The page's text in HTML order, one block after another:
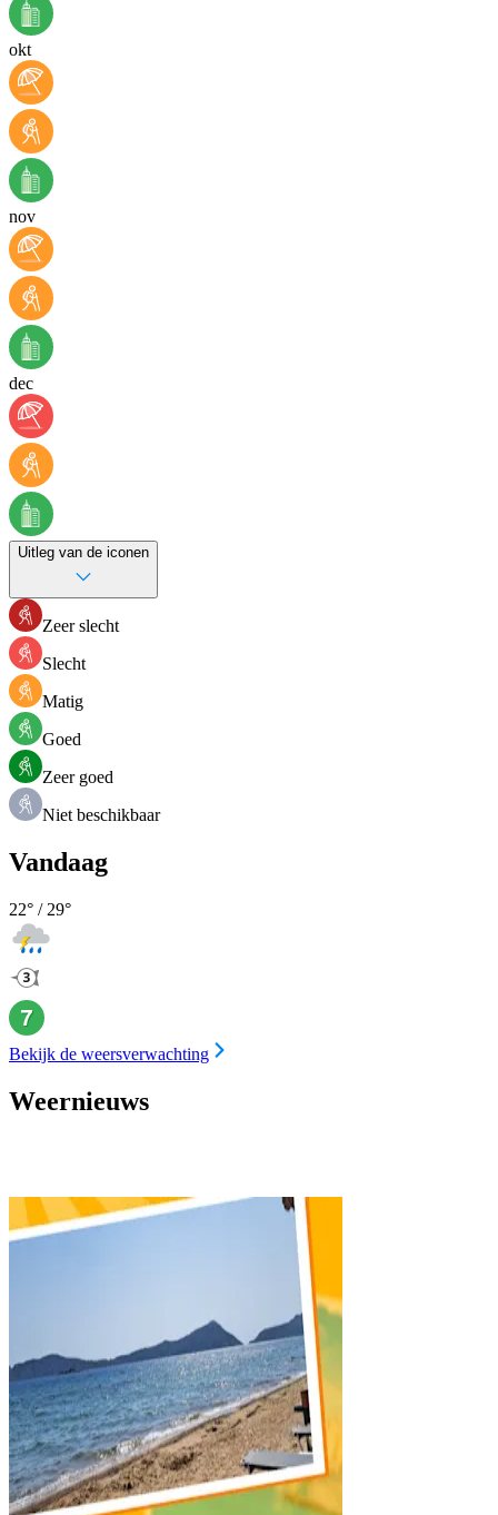
okt
nov
dec
Uitleg van de iconen
Zeer slecht
Slecht
Matig
Goed
Zeer goed
Niet beschikbaar
Vandaag
22° / 29°
Bekijk de weersverwachting
Weernieuws